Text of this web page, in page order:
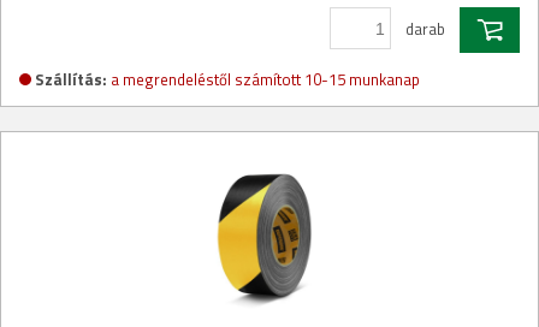
darab
Szállítás: a megrendeléstől számított 10-15 munkanap